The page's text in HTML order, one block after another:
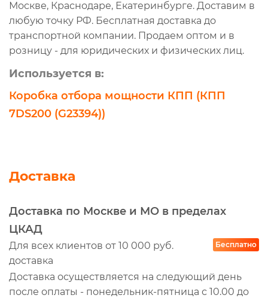
Москве, Краснодаре, Екатеринбурге. Доставим в
любую точку РФ. Бесплатная доставка до
транспортной компании. Продаем оптом и в
розницу - для юридических и физических лиц.
Используется в:
Коробка отбора мощности КПП (КПП
7DS200 (G23394))
Доставка
Доставка по Москве и МО в пределах
ЦКАД
Для всех клиентов от 10 000 руб.
доставка
Бесплатно
Доставка осуществляется на следующий день
после оплаты - понедельник-пятница с 10.00 до